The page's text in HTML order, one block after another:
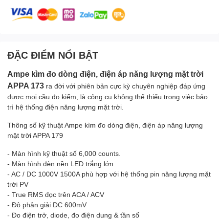
ĐẶC ĐIỂM NỔI BẬT
Ampe kìm đo dòng điện, điện áp năng lượng mặt trời
APPA 173 ra đời với phiên bản cực kỳ chuyên nghiệp đáp ứng
được mọi cầu đo kiểm, là công cụ không thể thiếu trong việc bảo
trì hệ thống điện năng lượng mặt trời.
Thông số kỹ thuật Ampe kìm đo dòng điện, điện áp năng lượng
mặt trời APPA 179
- Màn hình kỹ thuật số 6,000 counts.
- Màn hình đèn nền LED trắng lớn
- AC / DC 1000V 1500A phù hợp với hệ thống pin năng lượng mặt
trời PV
- True RMS đọc trên ACA / ACV
- Độ phân giải DC 600mV
- Đo điện trở, diode, đo điện dung & tần số